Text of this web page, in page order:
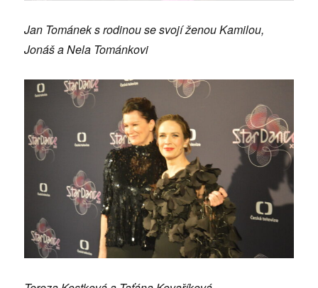
Jan Tománek s rodinou se svojí ženou Kamilou,
Jonáš a Nela Tománkovi